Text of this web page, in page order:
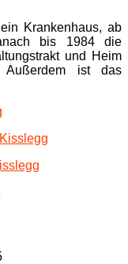
Krankenhaus, ab
bis 1984 die
und Heim
ist das